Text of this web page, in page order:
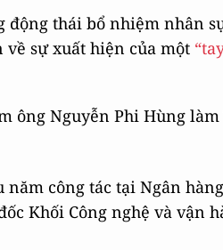
thái bổ nhiệm nhân
sự xuất hiện của một
ông Nguyễn Phi Hùng
công tác tại Ngân
Khối Công nghệ và vận